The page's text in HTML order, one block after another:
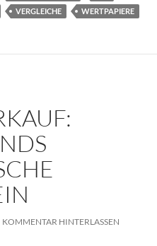
VERGLEICHE WERTPAPIERE
KOMMENTAR HINTERLASSEN